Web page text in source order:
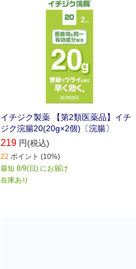
イチジク製薬 【第2類医薬品】イチ
ジク浣腸20(20g×2個)〔浣腸〕
219 円(税込)
22 ポイント (10%)
最短 8/9(日) にお届け
在庫あり